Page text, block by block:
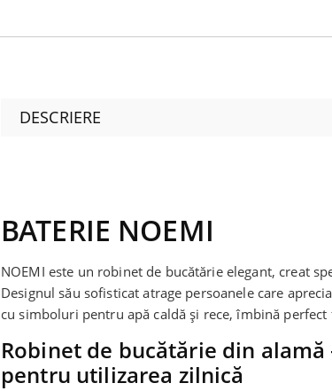
DESCRIERE
BATERIE NOEMI
NOEMI este un robinet de bucătărie elegant, creat
Designul său sofisticat atrage persoanele care
cu simboluri pentru apă caldă și rece, îmbină
Robinet de bucătărie din alamă
pentru utilizarea zilnică